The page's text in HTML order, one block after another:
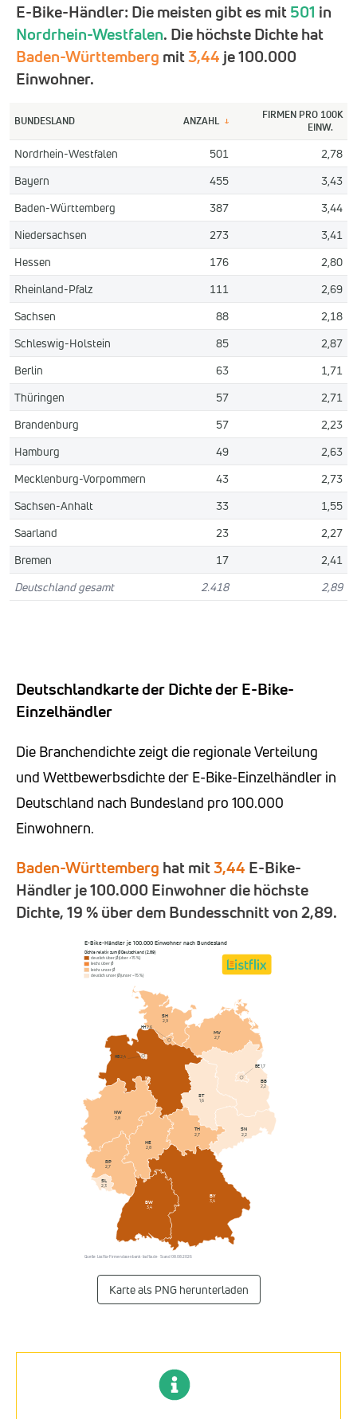
E-Bike-Händler: Die meisten gibt es mit501 in
Nordrhein-Westfalen. Die höchste Dichte hat
Baden-Württemberg mit3,44 je 100.000
Einwohner.
BUNDESLAND ANZAHL ↓
FIRMEN PRO 100K
EINW.
Nordrhein-Westfalen 501
2,78
Bayern
455
3,43
Baden-Württemberg
387
3,44
Niedersachsen
273
3,41
Hessen
176
2,80
Rheinland-Pfalz
111
2,69
Sachsen
88
2,18
Schleswig-Holstein
85
2,87
Berlin
63
1,71
Thüringen
57
2,71
Brandenburg
57
2,23
Hamburg
49
2,63
Mecklenburg-Vorpommern
43
2,73
Sachsen-Anhalt
33
1,55
Saarland
23
2,27
Bremen
17
2,41
Deutschland gesamt
2.418 2,89
Deutschlandkarte der Dichte der E-Bike-
Einzelhändler
Die Branchendichte zeigt die regionale Verteilung
und Wettbewerbsdichte der E-Bike-Einzelhändler in
Deutschland nach Bundesland pro 100.000
Einwohnern.
Baden-Württemberg hat mit3,44 E-Bike-
Händler je 100.000 Einwohner die höchste
Dichte, 19 % über dem Bundesschnitt von 2,89.
E-Bike-Händler je 100.000 Einwohner nach Bundesland
Dichte relativ zum Ø Deutschland (2,89)
deutlich über Ø (über +15 %)
leicht über Ø
leicht unter Ø
deutlich unter Ø (unter −15 %)
BW
3,4
BY
3,4
BB
2,2
HE
2,8
MV
2,7
NI
3,4
NW
2,8
RP
2,7
SL
2,3
ST
1,6
SN
2,2
SH
2,9
TH
2,7
BE1,7
HB2,4
HH2,6
Quelle: Listflix-Firmendatenbank · listflix.de · Stand 08.08.2026
Karte als PNG herunterladen